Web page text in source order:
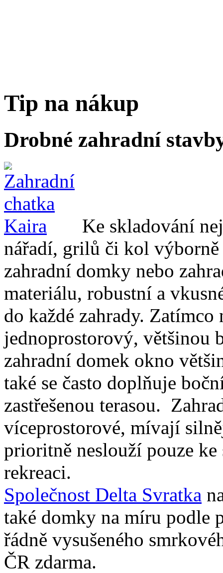
Tip na nákup
Drobné zahradní
Ke skladování
nářadí, grilů či kol
zahradní domky nebo
materiálu, robustní a
do každé zahrady.
jednoprostorový, většinou
zahradní domek okno
také se často doplňuje
zastřešenou terasou.
víceprostorové, mívají
prioritně neslouží pouze
rekreaci.
Společnost Delta Svratka
také domky na míru podle
řádně vysušeného
ČR zdarma.